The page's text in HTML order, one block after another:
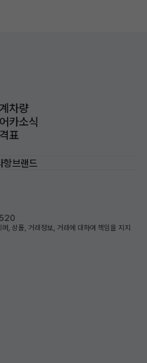
차량
카소식
표
항브랜드
, 상품, 거래정보, 거래에 대하여 책임을 지지